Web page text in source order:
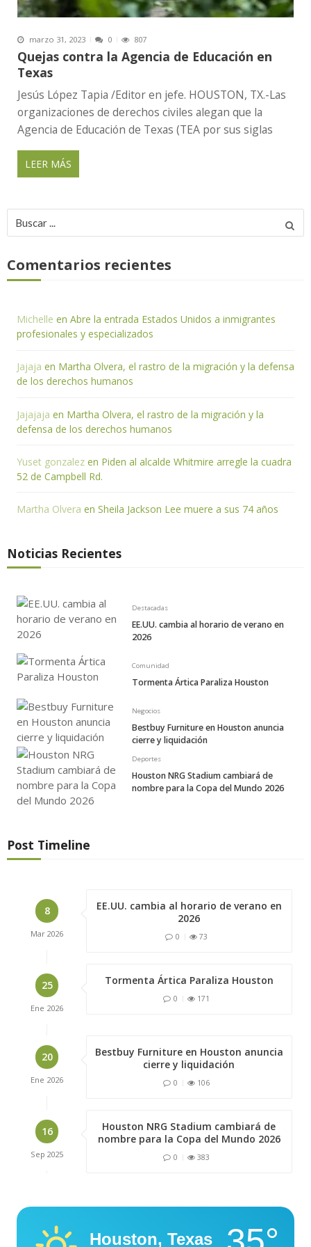
marzo 31, 2023 0 807
Quejas contra la Agencia de Educación en
Texas
Jesús López Tapia /Editor en jefe. HOUSTON, TX.-Las
organizaciones de derechos civiles alegan que la
Agencia de Educación de Texas (TEA por sus siglas
LEER MÁS
Buscar
por:
Comentarios recientes
Michelle en Abre la entrada Estados Unidos a inmigrantes
profesionales y especializados
Jajaja en Martha Olvera, el rastro de la migración y la defensa
de los derechos humanos
Jajajaja en Martha Olvera, el rastro de la migración y la
defensa de los derechos humanos
Yuset gonzalez en Piden al alcalde Whitmire arregle la cuadra
52 de Campbell Rd.
Martha Olvera en Sheila Jackson Lee muere a sus 74 años
Noticias Recientes
Destacadas
EE.UU. cambia al horario de verano en
2026
Comunidad
Tormenta Ártica Paraliza Houston
Negocios
Bestbuy Furniture en Houston anuncia
cierre y liquidación
Deportes
Houston NRG Stadium cambiará de
nombre para la Copa del Mundo 2026
Post Timeline
8
Mar 2026
EE.UU. cambia al horario de verano en
2026
0 73
25
Ene 2026
Tormenta Ártica Paraliza Houston
0 171
20
Ene 2026
Bestbuy Furniture en Houston anuncia
cierre y liquidación
0 106
16
Sep 2025
Houston NRG Stadium cambiará de
nombre para la Copa del Mundo 2026
0 383
Houston, Texas